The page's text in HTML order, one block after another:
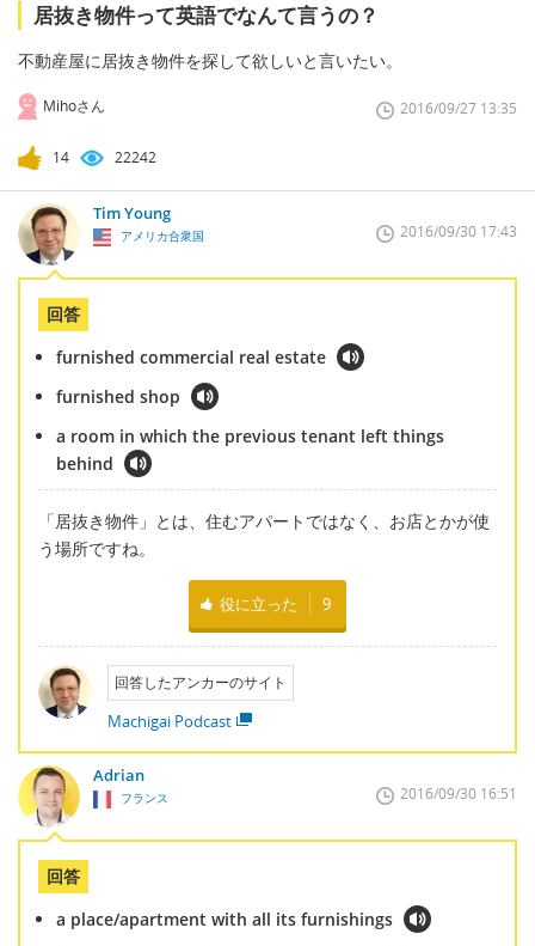
居抜き物件って英語でなんて言うの？
不動産屋に居抜き物件を探して欲しいと言いたい。
Mihoさん 2016/09/27 13:35
14 22242
Tim Young
アメリカ合衆国 2016/09/30 17:43
回答
furnished commercial real estate
furnished shop
a room in which the previous tenant left things
behind
「居抜き物件」とは、住むアパートではなく、お店とかが使
う場所ですね。
役に立った 9
回答したアンカーのサイト
Machigai Podcast
Adrian
フランス 2016/09/30 16:51
回答
a place/apartment with all its furnishings